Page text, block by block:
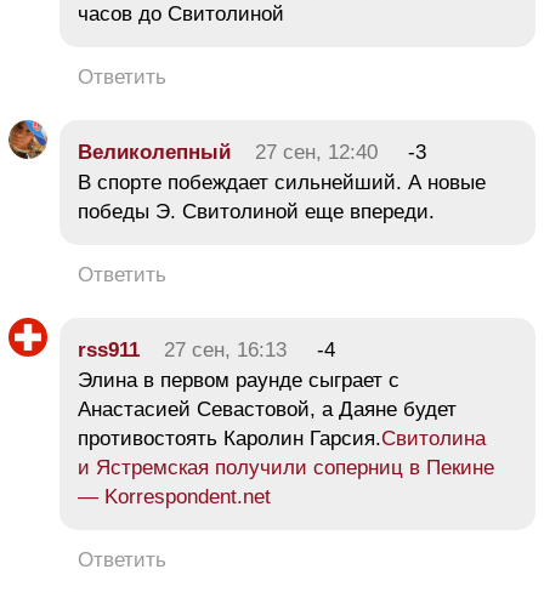
часов до Свитолиной
Ответить
Великолепный 27 сен, 12:40
-3
В спорте побеждает сильнейший. А новые
победы Э. Свитолиной еще впереди.
Ответить
rss911 27 сен, 16:13
-4
Элина в первом раунде сыграет с
Анастасией Севастовой, а Даяне будет
противостоять Каролин Гарсия.Свитолина
и Ястремская получили соперниц в Пекине
— Korrespondent.net
Ответить